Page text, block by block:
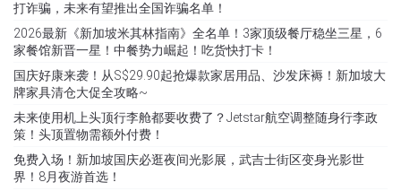
打诈骗，未来有望推出全国诈骗名单！
2026最新《新加坡米其林指南》全名单！3家顶级餐厅稳坐三星，6
家餐馆新晋一星！中餐势力崛起！吃货快打卡！
国庆好康来袭！从S$29.90起抢爆款家居用品、沙发床褥！新加坡大
牌家具清仓大促全攻略~
未来使用机上头顶行李舱都要收费了？Jetstar航空调整随身行李政
策！头顶置物需额外付费！
免费入场！新加坡国庆必逛夜间光影展，武吉士街区变身光影世
界！8月夜游首选！